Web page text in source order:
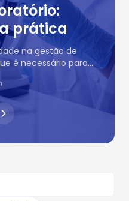
prática
na gestão de
é necessário para
área.